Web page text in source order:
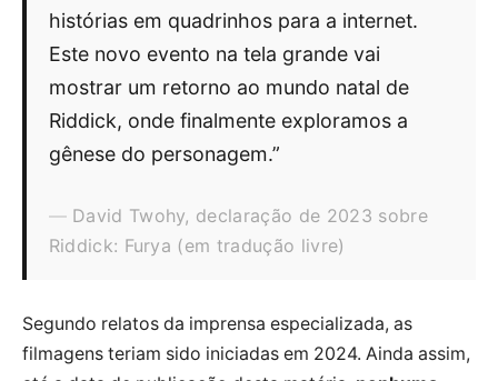
histórias em quadrinhos para a internet.
Este novo evento na tela grande vai
mostrar um retorno ao mundo natal de
Riddick, onde finalmente exploramos a
gênese do personagem.”
David Twohy, declaração de 2023 sobre
Riddick: Furya (em tradução livre)
Segundo relatos da imprensa especializada, as
filmagens teriam sido iniciadas em 2024. Ainda assim,